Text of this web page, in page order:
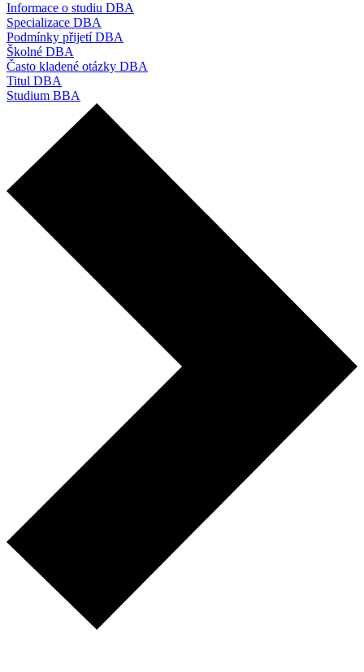
Informace o studiu DBA
Specializace DBA
Podmínky přijetí DBA
Školné DBA
Často kladené otázky DBA
Titul DBA
Studium BBA